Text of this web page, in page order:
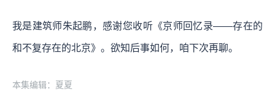
我是建筑师朱起鹏，感谢您收听《京师回忆录——存在的
和不复存在的北京》。欲知后事如何，咱下次再聊。
本集编辑：夏夏